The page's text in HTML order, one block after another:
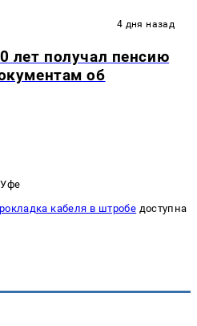
4 дня назад
лет получал пенсию
об
кабеля в штробе доступна